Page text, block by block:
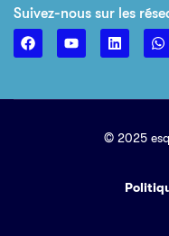
Suivez-nous sur les
© 2025